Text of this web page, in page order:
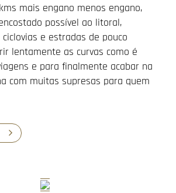
mais engano menos engano,
possível ao litoral,
e estradas de pouco
lentamente as curvas como é
e para finalmente acabar na
com muitas supresas para quem